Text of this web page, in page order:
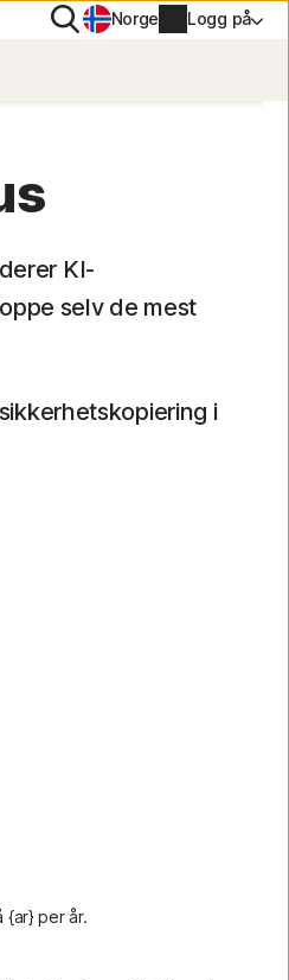
Søk Norge Logg på
Betalingsinformasjon
KI-
selv de mest
sikkerhetskopiering i
{ar} per år.